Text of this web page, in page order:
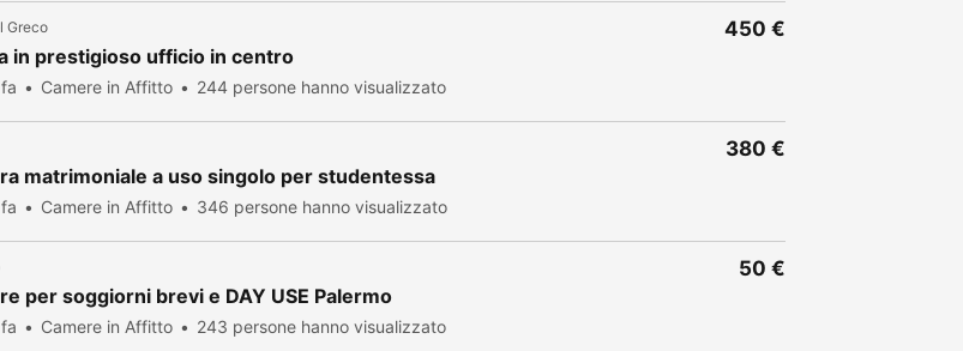
Greco
in prestigioso ufficio in centro
Camere in Affitto 244 persone hanno visualizzato
450 €
matrimoniale a uso singolo per studentessa
Camere in Affitto 346 persone hanno visualizzato
380 €
per soggiorni brevi e DAY USE Palermo
Camere in Affitto 243 persone hanno visualizzato
50 €